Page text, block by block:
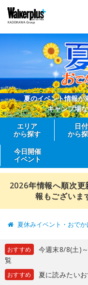
夏のイベント情報が
キャンプ場
エリア
から探す
日付
から
今日開催
イベント
2026年情報へ順次
報もございま
夏休みイベント・おで
おすすめ
今週末8/8(土)
覧
おすすめ 夏に読みたい